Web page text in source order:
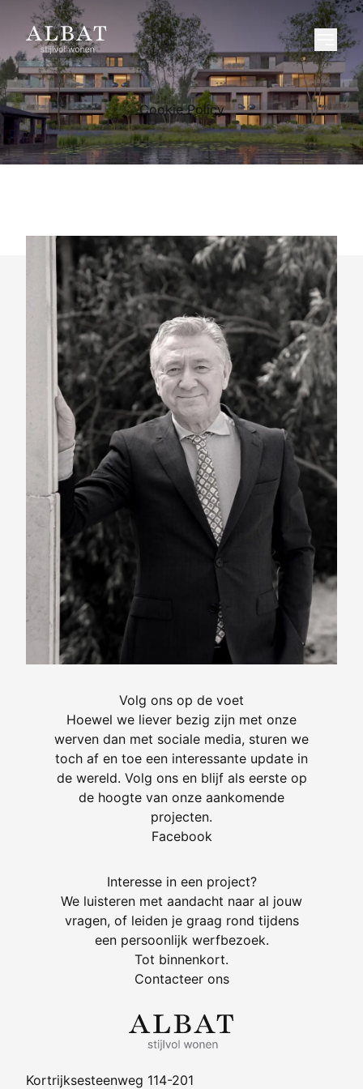
Cookie Policy
Volg ons op de voet
Hoewel we liever bezig zijn met onze
werven dan met sociale media, sturen we
toch af en toe een interessante update in
de wereld. Volg ons en blijf als eerste op
de hoogte van onze aankomende
projecten.
Facebook
Interesse in een project?
We luisteren met aandacht naar al jouw
vragen, of leiden je graag rond tijdens
een persoonlijk werfbezoek.
Tot binnenkort.
Contacteer ons
Kortrijksesteenweg 114-201